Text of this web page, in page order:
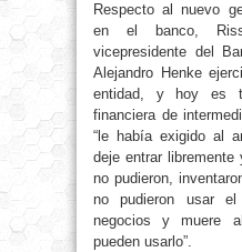
Respecto al nuevo
en el banco,
vicepresidente del
Alejandro Henke
entidad, y hoy es
financiera de
“le había exigido al
deje entrar
no pudieron,
no pudieron usar
negocios y muere
pueden usarlo”.